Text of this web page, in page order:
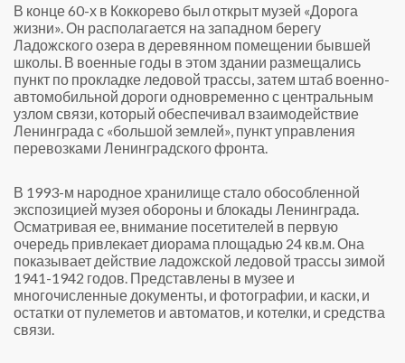
В конце 60-х в Коккорево был открыт музей «Дорога
жизни». Он располагается на западном берегу
Ладожского озера в деревянном помещении бывшей
школы. В военные годы в этом здании размещались
пункт по прокладке ледовой трассы, затем штаб военно-
автомобильной дороги одновременно с центральным
узлом связи, который обеспечивал взаимодействие
Ленинграда с «большой землей», пункт управления
перевозками Ленинградского фронта.
В 1993-м народное хранилище стало обособленной
экспозицией музея обороны и блокады Ленинграда.
Осматривая ее, внимание посетителей в первую
очередь привлекает диорама площадью 24 кв.м. Она
показывает действие ладожской ледовой трассы зимой
1941-1942 годов. Представлены в музее и
многочисленные документы, и фотографии, и каски, и
остатки от пулеметов и автоматов, и котелки, и средства
связи.